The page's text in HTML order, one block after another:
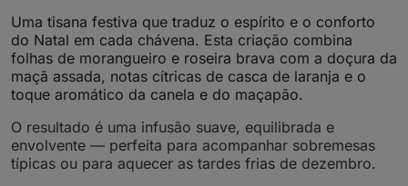
Uma tisana festiva que traduz o espírito e o conforto
do Natal em cada chávena. Esta criação combina
folhas de morangueiro e roseira brava com a doçura da
maçã assada, notas cítricas de casca de laranja e o
toque aromático da canela e do maçapão.
O resultado é uma infusão suave, equilibrada e
envolvente — perfeita para acompanhar sobremesas
típicas ou para aquecer as tardes frias de dezembro.